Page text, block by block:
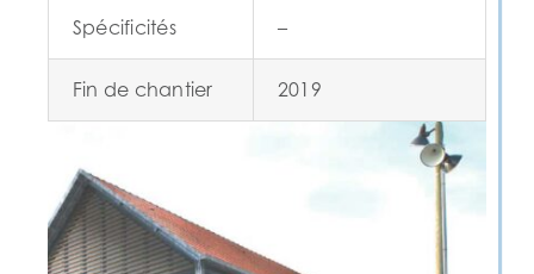
Spécificités –
Fin de chantier 2019